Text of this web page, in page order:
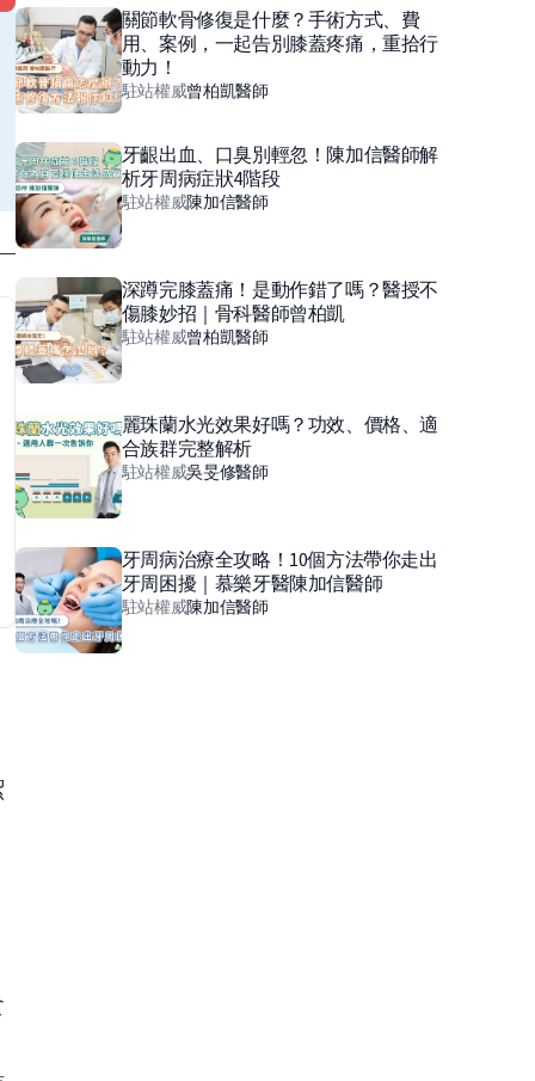
關節軟骨修復是什麼？手術方式、費
用、案例，一起告別膝蓋疼痛，重拾行
動力！
駐站權威曾柏凱醫師
牙齦出血、口臭別輕忽！陳加信醫師解
析牙周病症狀4階段
駐站權威陳加信醫師
深蹲完膝蓋痛！是動作錯了嗎？醫授不
傷膝妙招｜骨科醫師曾柏凱
駐站權威曾柏凱醫師
麗珠蘭水光效果好嗎？功效、價格、適
合族群完整解析
駐站權威吳旻修醫師
牙周病治療全攻略！10個方法帶你走出
牙周困擾｜慕樂牙醫陳加信醫師
駐站權威陳加信醫師